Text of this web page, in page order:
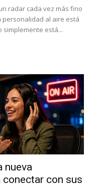
radar cada vez más fino
al aire está
simplemente está...
nueva
con sus